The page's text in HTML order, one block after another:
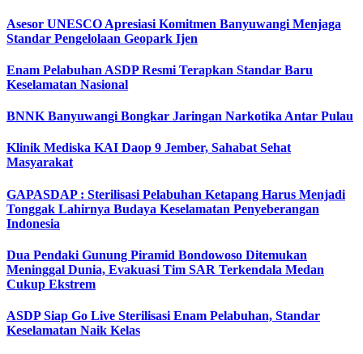
Asesor UNESCO Apresiasi Komitmen Banyuwangi Menjaga
Standar Pengelolaan Geopark Ijen
Enam Pelabuhan ASDP Resmi Terapkan Standar Baru
Keselamatan Nasional
BNNK Banyuwangi Bongkar Jaringan Narkotika Antar Pulau
Klinik Mediska KAI Daop 9 Jember, Sahabat Sehat
Masyarakat
GAPASDAP : Sterilisasi Pelabuhan Ketapang Harus Menjadi
Tonggak Lahirnya Budaya Keselamatan Penyeberangan
Indonesia
Dua Pendaki Gunung Piramid Bondowoso Ditemukan
Meninggal Dunia, Evakuasi Tim SAR Terkendala Medan
Cukup Ekstrem
ASDP Siap Go Live Sterilisasi Enam Pelabuhan, Standar
Keselamatan Naik Kelas